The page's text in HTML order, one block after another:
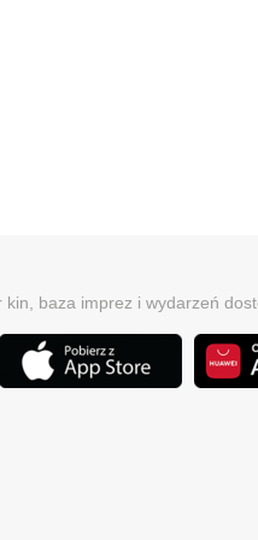
kin, baza imprez i wydarzeń